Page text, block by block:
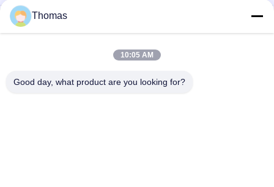
termostato ksd301
automatico di
risistemazione
Termostato del
commutatore termico
Thomas
10:05 AM
Good day, what product are you looking for?